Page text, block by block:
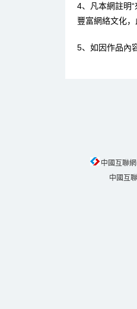
4、凡本網註明
豐富網絡文化
5、如因作品內
中國互聯
中國互